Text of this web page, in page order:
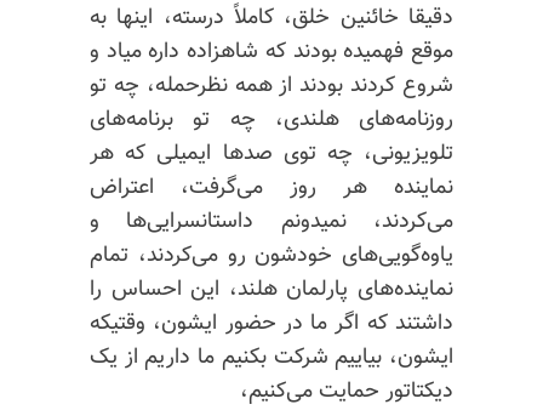
دقیقا خائنین خلق، کاملاً درسته، اینها به
موقع فهمیده بودند که شاهزاده داره میاد و
شروع کردند بودند از همه نظرحمله، چه تو
روزنامه‌های هلندی، چه تو برنامه‌های
تلویزیونی، چه توی صدها ایمیلی که هر
نماینده هر روز می‌گرفت، اعتراض
می‌کردند،نمیدونم داستانسرایی‌ها و
یاوه‌گویی‌های خودشون رو می‌کردند، تمام
نماینده‌های پارلمان هلند، این احساس را
داشتند که اگر ما در حضور ایشون، وقتیکه
ایشون، بیاییم شرکت بکنیم ما داریم از یک
دیکتاتور حمایت می‌کنیم،